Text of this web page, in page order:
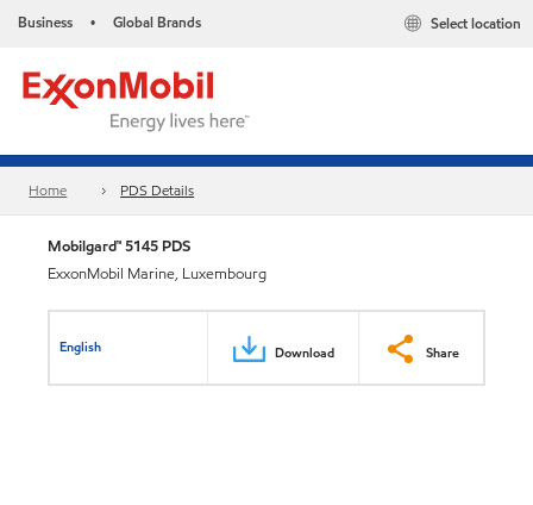
Business • Global Brands Select location
Home PDS Details
Mobilgard™ 5145 PDS
ExxonMobil Marine, Luxembourg
English Download Share